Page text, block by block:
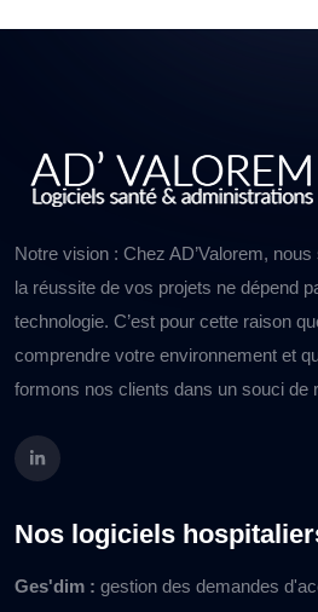
Notre vision : Chez AD’Valorem,
la réussite de vos projets ne dépend
technologie. C’est pour cette raison
comprendre votre environnement et
formons nos clients dans un souci de
Nos logiciels
Ges'dim : gestion des demandes